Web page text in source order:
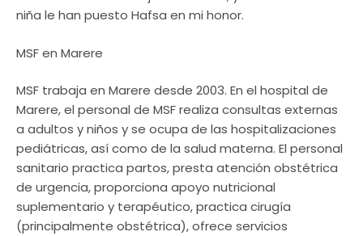
niña le han puesto Hafsa en mi honor.
MSF en Marere
MSF trabaja en Marere desde 2003. En el hospital de
Marere, el personal de MSF realiza consultas externas
a adultos y niños y se ocupa de las hospitalizaciones
pediátricas, así como de la salud materna. El personal
sanitario practica partos, presta atención obstétrica
de urgencia, proporciona apoyo nutricional
suplementario y terapéutico, practica cirugía
(principalmente obstétrica), ofrece servicios